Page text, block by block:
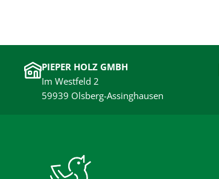
PIEPER HOLZ GMBH
Im Westfeld 2
59939 Olsberg-Assinghausen